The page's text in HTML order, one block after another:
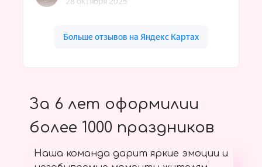
За 6 лет оформилии
более 1000 праздников
Наша команда дарит яркие эмоции и